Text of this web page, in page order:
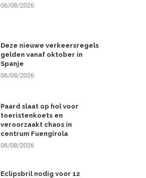
06/08/2026
Deze nieuwe verkeersregels
gelden vanaf oktober in
Spanje
06/08/2026
Paard slaat op hol voor
toeristenkoets en
veroorzaakt chaos in
centrum Fuengirola
06/08/2026
Eclipsbril nodig voor 12